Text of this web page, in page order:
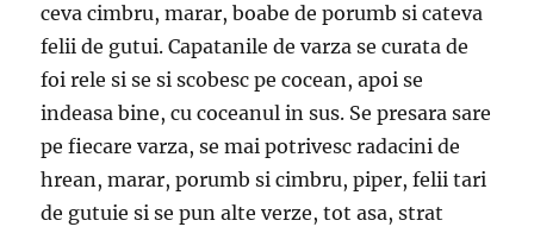
ceva cimbru, marar, boabe de porumb si cateva
felii de gutui. Capatanile de varza se curata de
foi rele si se si scobesc pe cocean, apoi se
indeasa bine, cu coceanul in sus. Se presara sare
pe fiecare varza, se mai potrivesc radacini de
hrean, marar, porumb si cimbru, piper, felii tari
de gutuie si se pun alte verze, tot asa, strat